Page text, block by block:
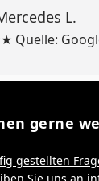
L.
gerne
gestellten
Sie uns an